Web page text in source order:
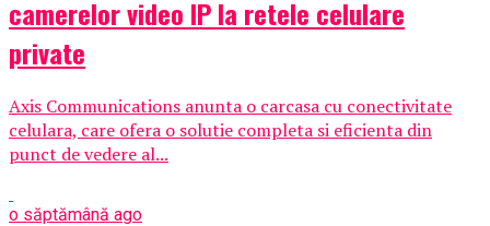
camerelor video IP la retele celulare
private
Axis Communications anunta o carcasa cu conectivitate
celulara, care ofera o solutie completa si eficienta din
punct de vedere al...
o săptămână ago